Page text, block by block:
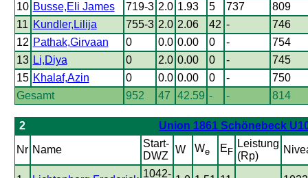
10 Busse,Eli James 719-3 2.0 1.93 5 737
809
11 Kundler,Lilija 755-3 2.0 2.06 42 -
746
12 Pathak,Girvaan 0 0.0 0.00 0 -
754
13 Li,Diya 0 2.0 0.00 0 -
745
15 Khalaf,Azin 0 0.0 0.00 0 -
750
Gesamt
952 47 42.59 - - 814
2 Union 1861 Schönebeck
Nr Name
Start-
DWZ
W We E F
Leistung
(Rp)
1042-